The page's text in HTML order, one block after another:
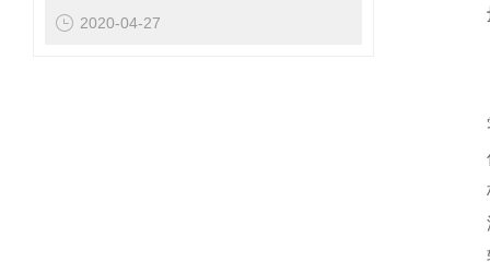
2020-04-27